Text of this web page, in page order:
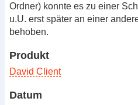
Ordner) konnte es zu einer
u.U. erst später an einer
behoben.
Produkt
David Client
Datum